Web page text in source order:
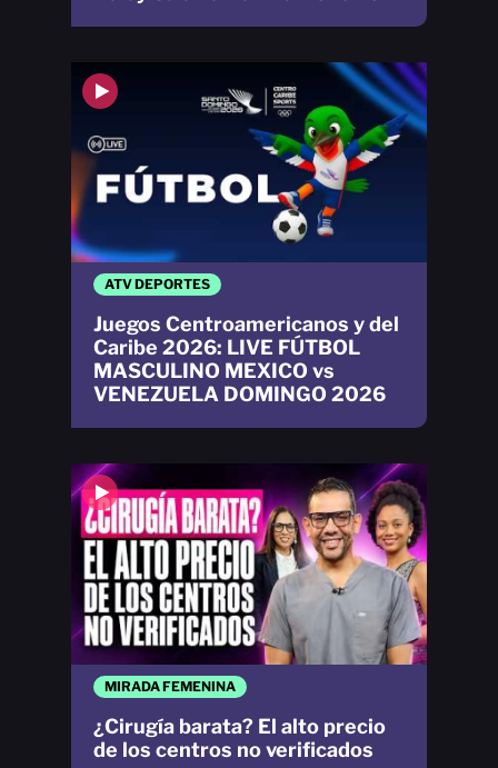
MIRADA FEMENINA
¿Cirugía barata? El alto precio
de los centros no verificados
ATV DEPORTES
Juegos Centroamericanos y del
Caribe 2026: LIVE FÚTBOL
MASCULINO MEXICO vs
VENEZUELA DOMINGO 2026